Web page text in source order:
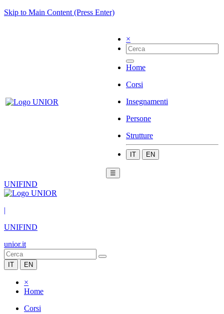
Skip to Main Content (Press Enter)
×
Home
Corsi
Insegnamenti
Persone
Strutture
IT EN
☰
UNIFIND
|
UNIFIND
unior.it
IT EN
×
Home
Corsi